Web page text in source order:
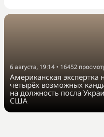
6 августа, 19:14 • 16452
Американская экспертка
четырёх возможных
на должность посла
США